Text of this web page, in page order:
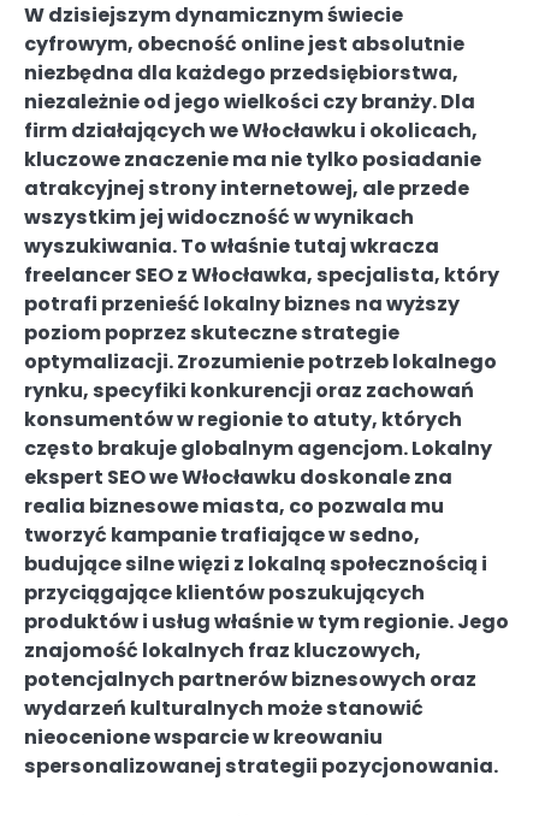
W dzisiejszym dynamicznym świecie
cyfrowym, obecność online jest absolutnie
niezbędna dla każdego przedsiębiorstwa,
niezależnie od jego wielkości czy branży. Dla
firm działających we Włocławku i okolicach,
kluczowe znaczenie ma nie tylko posiadanie
atrakcyjnej strony internetowej, ale przede
wszystkim jej widoczność w wynikach
wyszukiwania. To właśnie tutaj wkracza
freelancer SEO z Włocławka, specjalista, który
potrafi przenieść lokalny biznes na wyższy
poziom poprzez skuteczne strategie
optymalizacji. Zrozumienie potrzeb lokalnego
rynku, specyfiki konkurencji oraz zachowań
konsumentów w regionie to atuty, których
często brakuje globalnym agencjom. Lokalny
ekspert SEO we Włocławku doskonale zna
realia biznesowe miasta, co pozwala mu
tworzyć kampanie trafiające w sedno,
budujące silne więzi z lokalną społecznością i
przyciągające klientów poszukujących
produktów i usług właśnie w tym regionie. Jego
znajomość lokalnych fraz kluczowych,
potencjalnych partnerów biznesowych oraz
wydarzeń kulturalnych może stanowić
nieocenione wsparcie w kreowaniu
spersonalizowanej strategii pozycjonowania.